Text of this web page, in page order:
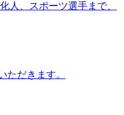
人、スポーツ選手まで、
だきます。